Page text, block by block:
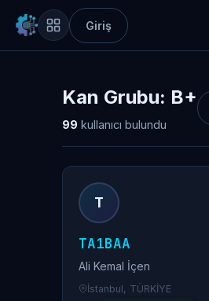
Giriş
Kan Grubu: B+
99 kullanıcı bulundu
T
TA1BAA
Ali Kemal İçen
İstanbul, TÜRKİYE